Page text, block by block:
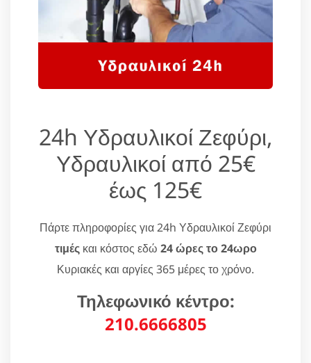
24h Υδραυλικοί Ζεφύρι,
Υδραυλικοί από 25€
έως 125€
Πάρτε πληροφορίες για 24h Υδραυλικοί Ζεφύρι
τιμέςκαι κόστος εδώ 24 ώρες το 24ωρο
Κυριακές και αργίες 365 μέρες το χρόνο.
Τηλεφωνικό κέντρο:
210.6666805